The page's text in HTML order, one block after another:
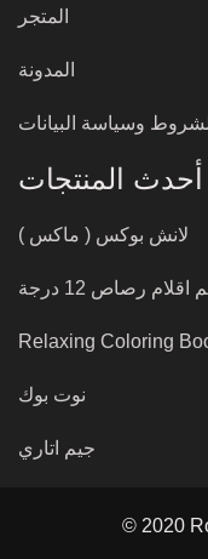
المتجر
المدونة
وسياسة البيانات
أحدث المنتجات
لانش بوكس ( ماكس )
رصاص 12 درجة
نوت بوك
جيم اتاري
© 2020